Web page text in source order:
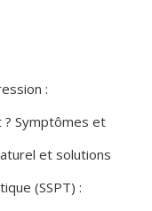
:
? Symptômes et
et solutions
(SSPT) :